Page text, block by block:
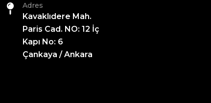
Adres
Kavaklıdere Mah.
Paris Cad. NO: 12 İç
Kapı No: 6
Çankaya / Ankara